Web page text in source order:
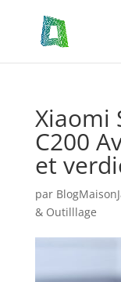
Xiaomi
C200
et
par
& Outilllage